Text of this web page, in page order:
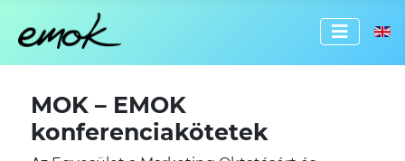
MOK – EMOK
konferenciakötetek